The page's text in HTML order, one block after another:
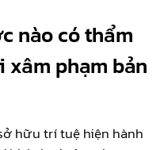
nào có thẩm
phạm bản
hữu trí tuệ hiện hành